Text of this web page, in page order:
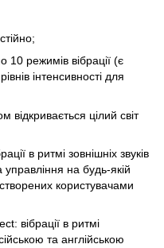
10 режимів вібрації (є
інтенсивності для
відкривається цілий світ
в ритмі зовнішніх звуків
на будь-якій
користувачами
вібрації в ритмі
та англійською